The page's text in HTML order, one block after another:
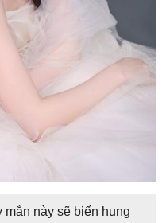
mắn này sẽ biến hung